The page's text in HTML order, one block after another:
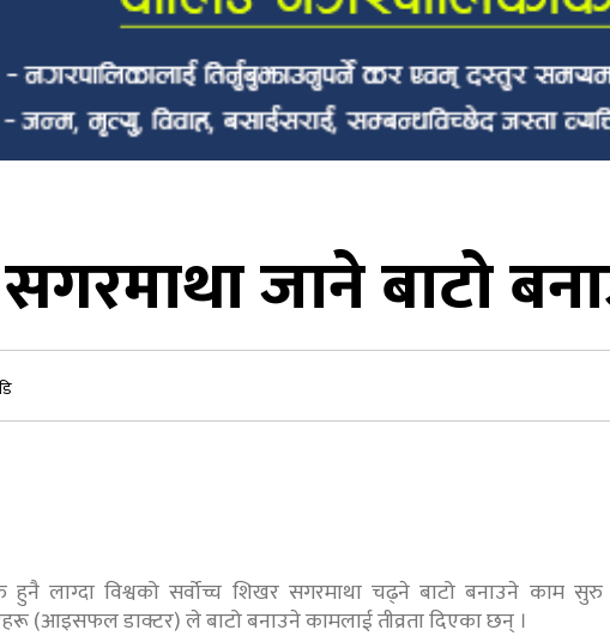
सगरमाथा जाने बाटो
लाग्दा विश्वको सर्वोच्च शिखर सगरमाथा चढ्ने बाटो बनाउने काम
(आइसफल डाक्टर) ले बाटो बनाउने कामलाई तीव्रता दिएका छन् ।